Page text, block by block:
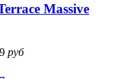
Massive
руб